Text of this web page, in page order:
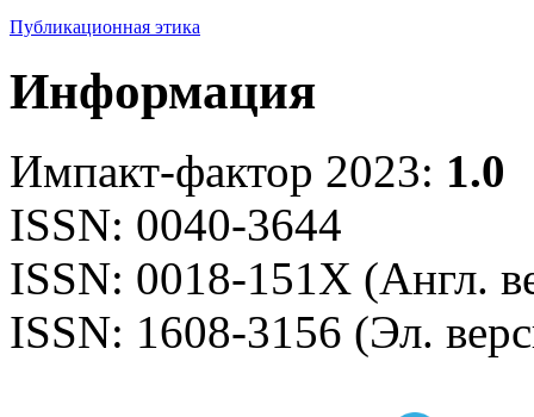
Публикационная этика
Информация
Импакт-фактор 2023: 1.0
ISSN: 0040-3644
ISSN: 0018-151X (Англ.
ISSN: 1608-3156 (Эл.